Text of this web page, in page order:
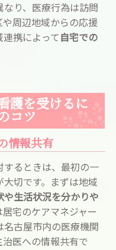
り、医療行為は訪問
周辺地域からの応援
携によって 自宅での
護を受けるに
コツ
情報共有
するときは、最初の一
切です。まずは地域
や生活状況を分かりや
宅のケアマネジャー
古屋市内の医療機関
医への情報共有で